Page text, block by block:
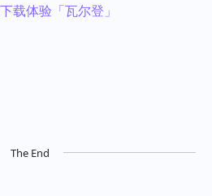
载体验「瓦尔登」
The End